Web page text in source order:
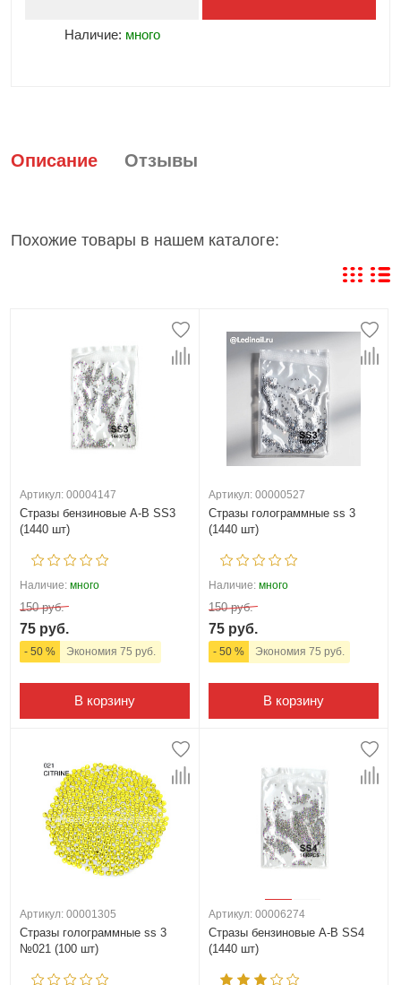
Наличие: много
Описание Отзывы
Похожие товары в нашем каталоге:
Артикул: 00004147
Стразы бензиновые А-В SS3
(1440 шт)
Наличие: много
150 руб.
75 руб.
- 50 % Экономия 75 руб.
В корзину
Артикул: 00000527
Стразы голограммные ss 3
(1440 шт)
Наличие: много
150 руб.
75 руб.
- 50 % Экономия 75 руб.
В корзину
Артикул: 00001305
Стразы голограммные ss 3
№021 (100 шт)
Артикул: 00006274
Стразы бензиновые А-В SS4
(1440 шт)